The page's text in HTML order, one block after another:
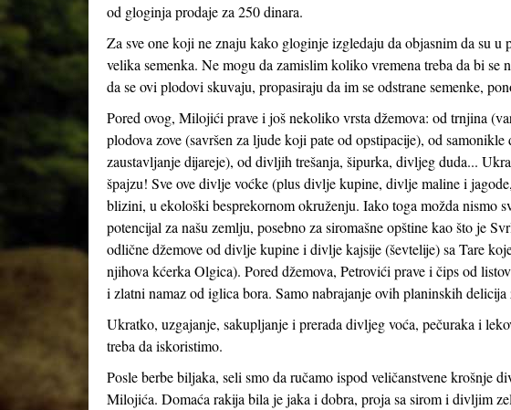
od gloginja prodaje za 250 dinara.
Za sve one koji ne znaju kako gloginje izgledaju da objasnim da su
velika semenka. Ne mogu da zamislim koliko vremena treba da bi se
da se ovi plodovi skuvaju, propasiraju da im se odstrane semenke,
Pored ovog, Milojići prave i još nekoliko vrsta džemova: od trnjina
plodova zove (savršen za ljude koji pate od opstipacije), od
zaustavljanje dijareje), od divljih trešanja, šipurka, divljeg duda...
špajzu! Sve ove divlje voćke (plus divlje kupine, divlje maline i
blizini, u ekološki besprekornom okruženju. Iako toga možda nismo
potencijal za našu zemlju, posebno za siromašne opštine kao što je
odlične džemove od divlje kupine i divlje kajsije (ševtelije) sa Tare
njihova kćerka Olgica). Pored džemova, Petrovići prave i čips od
i zlatni namaz od iglica bora. Samo nabrajanje ovih planinskih
Ukratko, uzgajanje, sakupljanje i prerada divljeg voća, pečuraka i
treba da iskoristimo.
Posle berbe biljaka, seli smo da ručamo ispod veličanstvene krošnje
Milojića. Domaća rakija bila je jaka i dobra, proja sa sirom i divljim